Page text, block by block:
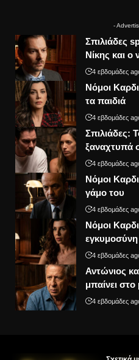
-
Σπιλιάδες
Νίκης και ο
4 εβδομάδες
Νόμοι
τα παιδιά
4 εβδομάδες
Σπιλιάδες:
ξαναχτυπά
4 εβδομάδες
Νόμοι
γάμο του
4 εβδομάδες
Νόμοι
εγκυμοσύνη
4 εβδομάδες
Αντώνιος
μπαίνει στο
4 εβδομάδες